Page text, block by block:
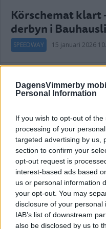
DagensVimmerby
Personal Information
If you wish to opt-out of
processing of your
targeted advertising by us,
section to confirm your
opt-out request is
interest-based ads based
us or personal information
your opt-out. You may
disclosure of your
IAB’s list of downstream
also be disclosed by us to
Körschemat klart
derbyn i
SPEEDWAY 15 januari 2026
Rospiggarna i
SPEEDWAY 29 september
Annons:
Här är nya